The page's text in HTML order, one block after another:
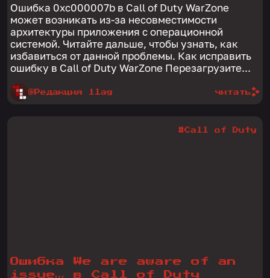
Ошибка 0xc000007b в Call of Duty WarZone
может возникать из-за несовместимости
архитектуры приложения с операционной
системой. Читайте дальше, чтобы узнать, как
избавиться от данной проблемы. Как исправить
ошибку в Call of Duty WarZone Перезагрузите...
@Редакция 1lag читать
Ошибка We are aware of an
issue… в Call of Duty
#Call of Duty